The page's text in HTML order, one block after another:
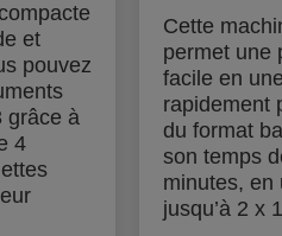
et
pouvez
grâce à
4
Cette
permet une
facile en
rapidement
du format
son temps
minutes, en
jusqu’à 2 x